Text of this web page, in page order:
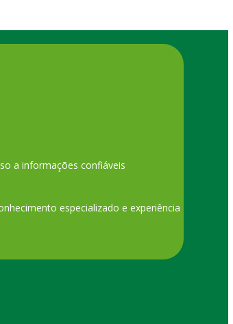
a informações confiáveis
especializado e experiência